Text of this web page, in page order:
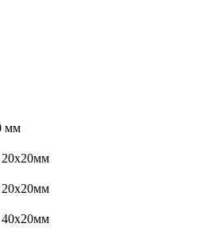
мм
20х20мм
20х20мм
40х20мм